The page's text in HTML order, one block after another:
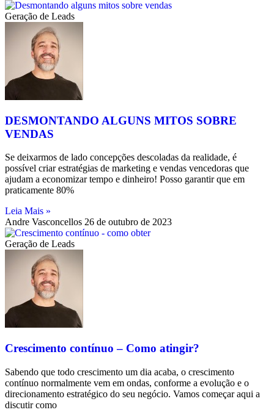
Geração de Leads
DESMONTANDO ALGUNS MITOS SOBRE
VENDAS
Se deixarmos de lado concepções descoladas da realidade, é
possível criar estratégias de marketing e vendas vencedoras que
ajudam a economizar tempo e dinheiro! Posso garantir que em
praticamente 80%
Leia Mais »
Andre Vasconcellos 26 de outubro de 2023
Geração de Leads
Crescimento contínuo – Como atingir?
Sabendo que todo crescimento um dia acaba, o crescimento
contínuo normalmente vem em ondas, conforme a evolução e o
direcionamento estratégico do seu negócio. Vamos começar aqui a
discutir como